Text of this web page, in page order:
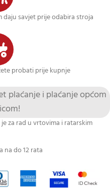
daju savjet prije odabira stroja
probati prije kupnje
plaćanje i plaćanje općom
za rad u vrtovima i ratarskim
na do 12 rata